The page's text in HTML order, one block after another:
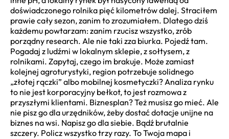
doświadczonego rolnika pięć kilometrów dalej. Straciłem
prawie cały sezon, zanim to zrozumiałem. Dlatego dziś
każdemu powtarzam: zanim rzucisz wszystko, zrób
porządny research. Ale nie taki zza biurka. Pojedź tam.
Pogadaj z ludźmi w lokalnym sklepie, z sołtysem, z
rolnikami. Zapytaj, czego im brakuje. Może zamiast
kolejnej agroturystyki, region potrzebuje solidnego
„złotej rączki” albo mobilnej kosmetyczki? Analiza rynku
to nie jest korporacyjny bełkot, to jest rozmowa z
przyszłymi klientami. Biznesplan? Też musisz go mieć. Ale
nie pisz go dla urzędników, żeby dostać dotacje unijne na
biznes na wsi. Napisz go dla siebie. Bądź brutalnie
szczery. Policz wszystko trzy razy. To Twoja mapa i